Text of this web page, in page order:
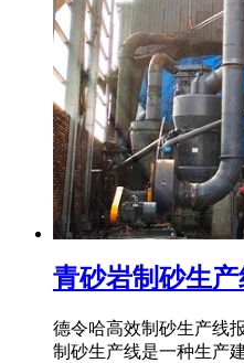
青砂岩制砂生
德令哈高效制砂生产线
制砂生产线是一种生产